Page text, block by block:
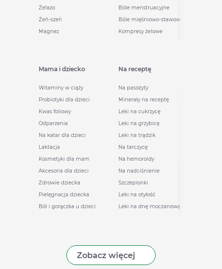
Żelazo
Żeń-szeń
Magnez
Bóle menstruacyjne
Bóle mięśniowo-stawowe
Kompresy żelowe
Mama i dziecko
Witaminy w ciąży
Probiotyki dla dzieci
Kwas foliowy
Odparzenia
Na katar dla dzieci
Laktacja
Kosmetyki dla mam
Akcesoria dla dzieci
Zdrowie dziecka
Pielęgnacja dziecka
Ból i gorączka u dzieci
Na receptę
Na pasożyty
Minerały na receptę
Leki na cukrzycę
Leki na grzybicę
Leki na trądzik
Na tarczycę
Na hemoroidy
Na nadciśnienie
Szczepionki
Leki na otyłość
Leki na dnę moczanową
Zobacz więcej